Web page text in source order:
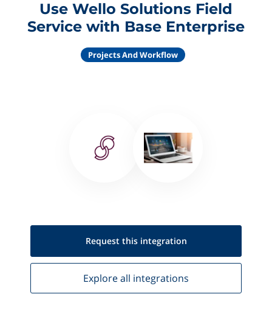
Use Wello Solutions Field
Service with Base Enterprise
Projects And Workflow
Request this integration
Explore all integrations